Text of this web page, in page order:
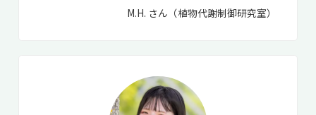
M.H. さん（植物代謝制御研究室）